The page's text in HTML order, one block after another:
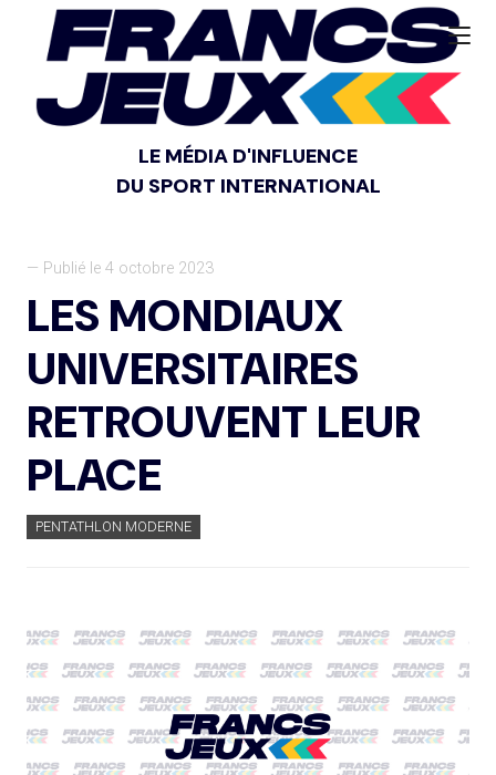
LE MÉDIA D'INFLUENCE
DU SPORT INTERNATIONAL
— Publié le 4 octobre 2023
LES MONDIAUX
UNIVERSITAIRES
RETROUVENT LEUR
PLACE
PENTATHLON MODERNE